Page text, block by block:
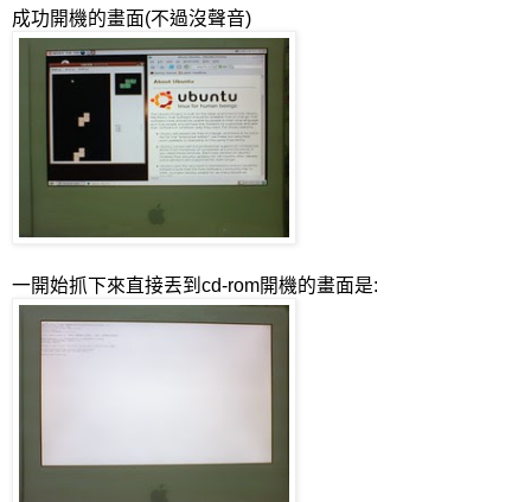
成功開機的畫面(不過沒聲音)
一開始抓下來直接丟到cd-rom開機的畫面是: